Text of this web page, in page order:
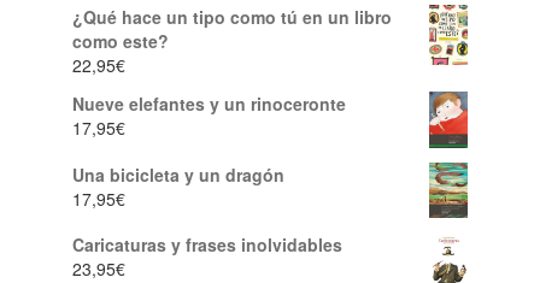
¿Qué hace un tipo como tú en un libro
como este?
22,95€
Nueve elefantes y un rinoceronte
17,95€
Una bicicleta y un dragón
17,95€
Caricaturas y frases inolvidables
23,95€